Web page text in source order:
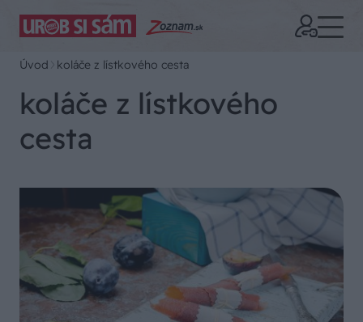
Úvod koláče z lístkového cesta
koláče z lístkového
cesta